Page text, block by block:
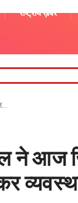
राष्ट्रीय ख़बरें
ने आज